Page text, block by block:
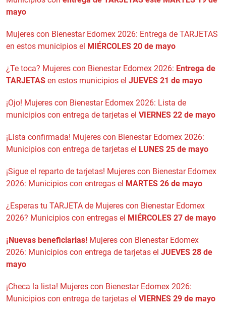
mayo
Mujeres con Bienestar Edomex 2026: Entrega de TARJETAS
en estos municipios el MIÉRCOLES 20 de mayo
¿Te toca? Mujeres con Bienestar Edomex 2026: Entrega de
TARJETAS en estos municipios el JUEVES 21 de mayo
¡Ojo! Mujeres con Bienestar Edomex 2026: Lista de
municipios con entrega de tarjetas el VIERNES 22 de mayo
¡Lista confirmada! Mujeres con Bienestar Edomex 2026:
Municipios con entrega de tarjetas el LUNES 25 de mayo
¡Sigue el reparto de tarjetas! Mujeres con Bienestar Edomex
2026: Municipios con entregas el MARTES 26 de mayo
¿Esperas tu TARJETA de Mujeres con Bienestar Edomex
2026? Municipios con entregas el MIÉRCOLES 27 de mayo
¡Nuevas beneficiarias! Mujeres con Bienestar Edomex
2026: Municipios con entrega de tarjetas el JUEVES 28 de
mayo
¡Checa la lista! Mujeres con Bienestar Edomex 2026:
Municipios con entrega de tarjetas el VIERNES 29 de mayo